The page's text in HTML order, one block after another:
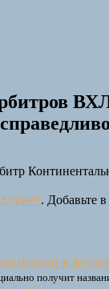
Хоккей. Добавьте
получит